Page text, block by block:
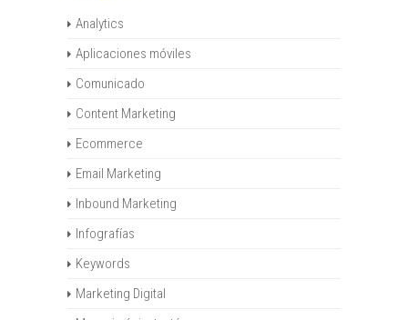
Analytics
Aplicaciones móviles
Comunicado
Content Marketing
Ecommerce
Email Marketing
Inbound Marketing
Infografías
Keywords
Marketing Digital